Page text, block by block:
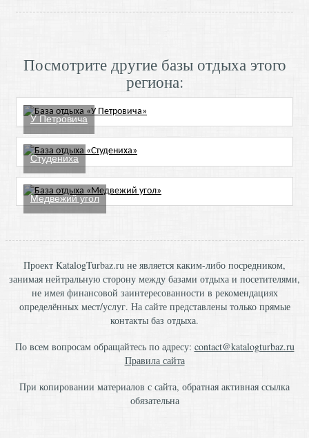
Посмотрите другие базы отдыха этого
региона:
У Петровича
Студениха
Медвежий угол
Проект KatalogTurbaz.ru не является каким-либо посредником,
занимая нейтральную сторону между базами отдыха и посетителями,
не имея финансовой заинтересованности в рекомендациях
определённых мест/услуг. На сайте представлены только прямые
контакты баз отдыха.
По всем вопросам обращайтесь по адресу: contact@katalogturbaz.ru
Правила сайта
При копировании материалов с сайта, обратная активная ссылка
обязательна